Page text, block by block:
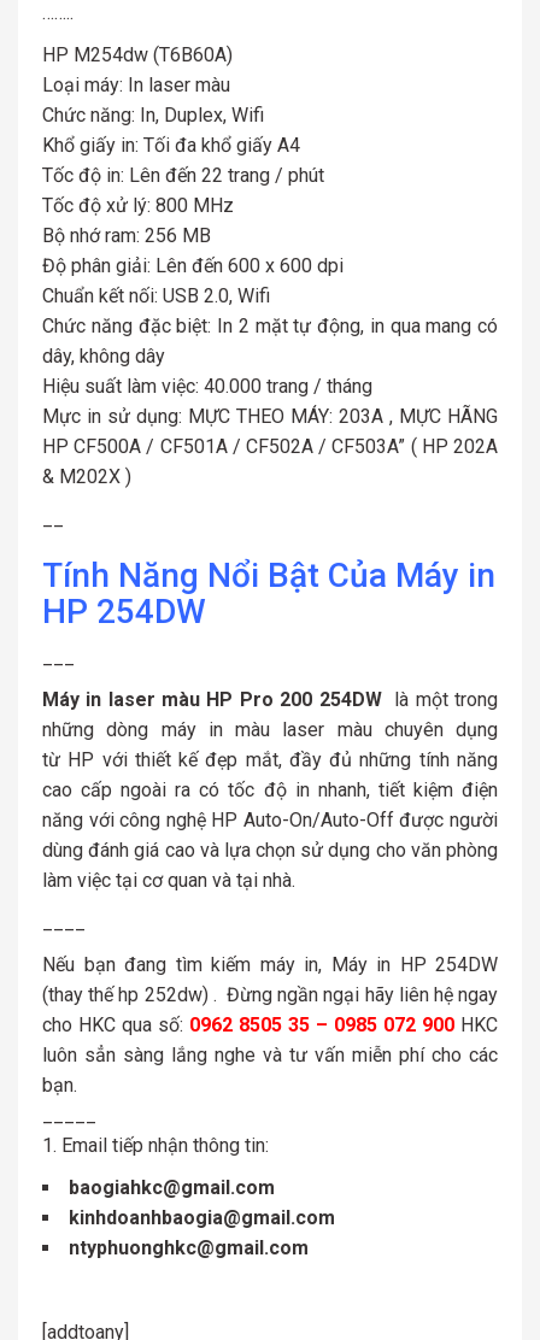
……..
HP M254dw (T6B60A)
Loại máy: In laser màu
Chức năng: In, Duplex, Wifi
Khổ giấy in: Tối đa khổ giấy A4
Tốc độ in: Lên đến 22 trang / phút
Tốc độ xử lý: 800 MHz
Bộ nhớ ram: 256 MB
Độ phân giải: Lên đến 600 x 600 dpi
Chuẩn kết nối: USB 2.0, Wifi
Chức năng đặc biệt: In 2 mặt tự động, in qua mang có
dây, không dây
Hiệu suất làm việc: 40.000 trang / tháng
Mực in sử dụng: MỰC THEO MÁY: 203A , MỰC HÃNG
HP CF500A / CF501A / CF502A / CF503A” ( HP 202A
& M202X )
Tính Năng Nổi Bật Của Máy in
HP 254DW
Máy in laser màu HP Pro 200 254DW là một trong
những dòng máy in màu laser màu chuyên dụng
từ HP với thiết kế đẹp mắt, đầy đủ những tính năng
cao cấp ngoài ra có tốc độ in nhanh, tiết kiệm điện
năng với công nghệ HP Auto-On/Auto-Off được người
dùng đánh giá cao và lựa chọn sử dụng cho văn phòng
làm việc tại cơ quan và tại nhà.
Nếu bạn đang tìm kiếm máy in, Máy in HP 254DW
(thay thế hp 252dw) . Đừng ngần ngại hãy liên hệ ngay
cho HKC qua số: 0962 8505 35 – 0985 072 900 HKC
luôn sẳn sàng lắng nghe và tư vấn miễn phí cho các
bạn.
Email tiếp nhận thông tin:
baogiahkc@gmail.com
kinhdoanhbaogia@gmail.com
ntyphuonghkc@gmail.com
[addtoany]